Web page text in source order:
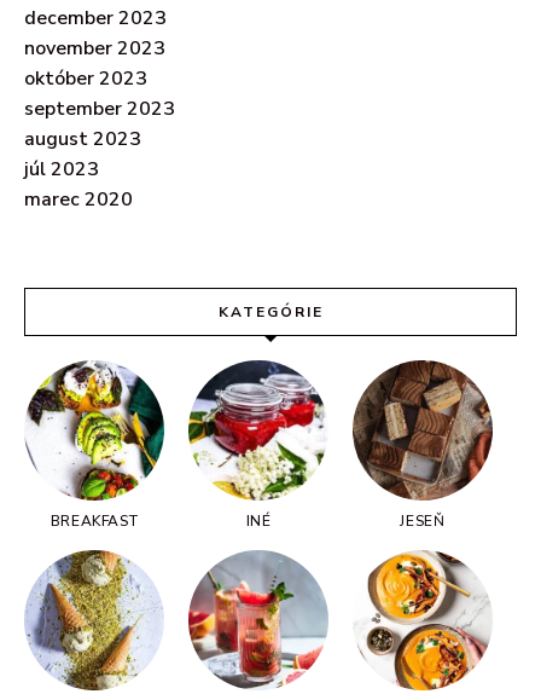
december 2023
november 2023
október 2023
september 2023
august 2023
júl 2023
marec 2020
KATEGÓRIE
BREAKFAST INÉ JESEŇ